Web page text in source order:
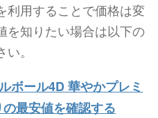
利用することで価格は変
を知りたい場合は以下の
。
ボール4D 華やかプレミ
最安値を確認する